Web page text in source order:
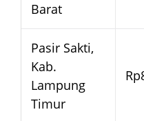
Barat
Pasir Sakti,
Kab.
Lampung
Timur